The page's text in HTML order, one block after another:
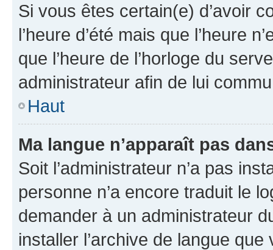
Si vous êtes certain(e) d’avoir
l’heure d’été mais que l’heure
que l’heure de l’horloge du
administrateur afin de lui
Haut
Ma langue n’apparaît pas
Soit l’administrateur n’a pas
personne n’a encore traduit le
demander à un administrateur
installer l’archive de langue